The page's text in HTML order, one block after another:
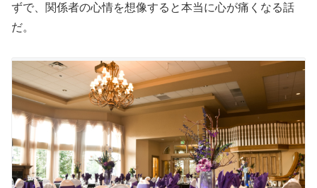
ずで、関係者の心情を想像すると本当に心が痛くなる話
だ。